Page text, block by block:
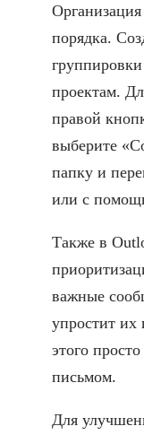
порядка.
проектам.
правой
выберите
папку и
или с
Также в
важные
упростит
этого
письмом.
Для